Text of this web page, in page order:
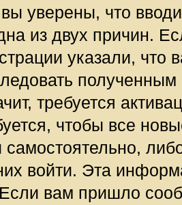
уверены, что
из двух причин.
указали, что
требуется
чтобы все
самостоятельно,
войти. Эта
Если вам пришло